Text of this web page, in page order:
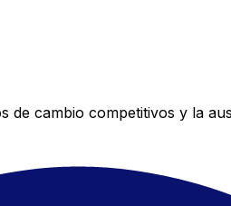
cambio competitivos y la